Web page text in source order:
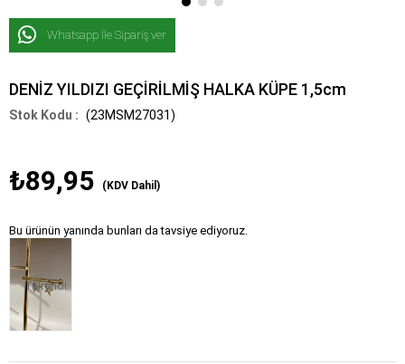
Whatsapp İle Sipariş ver
DENİZ YILDIZI GEÇİRİLMİŞ HALKA KÜPE 1,5cm
(23MSM27031)
₺89,95 (KDV Dahil)
Bu ürünün yanında bunları da tavsiye ediyoruz.
Tükendi